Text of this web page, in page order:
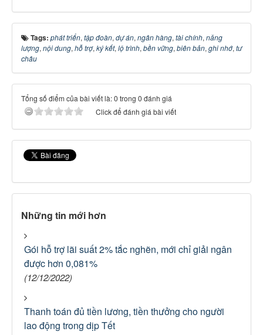
Tags: phát triển, tập đoàn, dự án, ngân hàng, tài chính, năng
lượng, nội dung, hỗ trợ, ký kết, lộ trình, bền vững, biên bản, ghi nhớ, tư
châu
Tổng số điểm của bài viết là: 0 trong 0 đánh giá
Click để đánh giá bài viết
Những tin mới hơn
Gói hỗ trợ lãi suất 2% tắc nghẽn, mới chỉ giải ngân
được hơn 0,081%
(12/12/2022)
Thanh toán đủ tiền lương, tiền thưởng cho người
lao động trong dịp Tết